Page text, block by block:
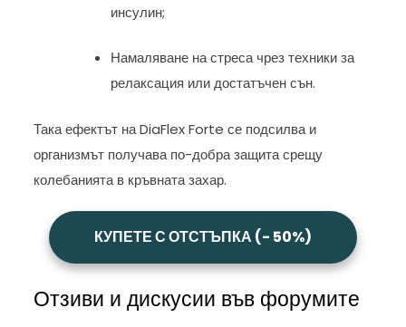
инсулин;
Намаляване на стреса чрез техники за
релаксация или достатъчен сън.
Така ефектът на DiaFlex Forte се подсилва и
организмът получава по-добра защита срещу
колебанията в кръвната захар.
КУПЕТЕ С ОТСТЪПКА (- 50%)
Отзиви и дискусии във форумите